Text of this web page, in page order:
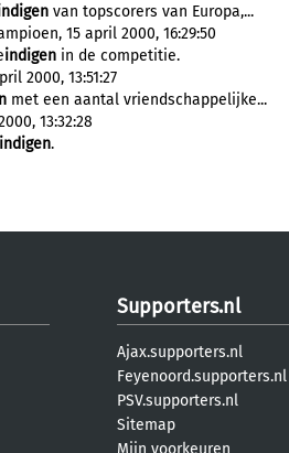
van topscorers van Europa,...
15 april 2000, 16:29:50
indigen in de competitie.
2000, 13:51:27
met een aantal vriendschappelijke...
13:32:28
indigen.
Supporters.nl
Ajax.supporters.nl
Feyenoord.supporters.nl
PSV.supporters.nl
Sitemap
Mijn voorkeuren